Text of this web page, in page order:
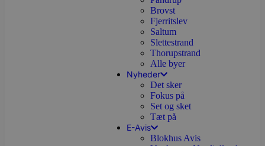
Brovst
Fjerritslev
Saltum
Slettestrand
Thorupstrand
Alle byer
Nyheder
Det sker
Fokus på
Set og sket
Tæt på
E-Avis
Blokhus Avis